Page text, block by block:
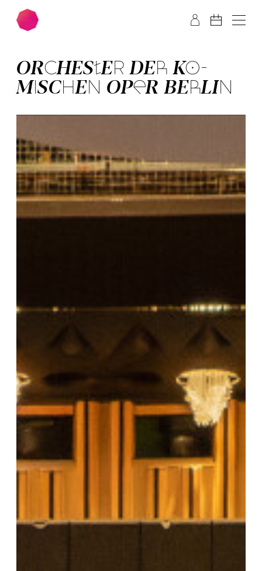
Zum Hauptinhalt springen Zum Footer springen
OR­CHES­TER­ DER­ KO­
MISCH­EN OPER BER­LIN